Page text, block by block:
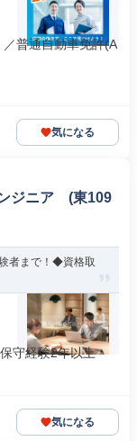
普通自動車免許(A
気になる
ジニア (東109
者まで！◆資格取
守経験2年以上
気になる